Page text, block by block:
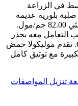
في الزراعة
صلبة بلورية عديمة
اللون ذات الصيغة الجزيئية H3O3P ووزن جزيئي 82.00 جم/مول.
التعامل معه بحذر
نظرًا لطبيعته الخطرة. رقم CAS: 13598-36-2. تقدم موليكولا حمض
مع توثيق كامل
تنزيل المواصفات